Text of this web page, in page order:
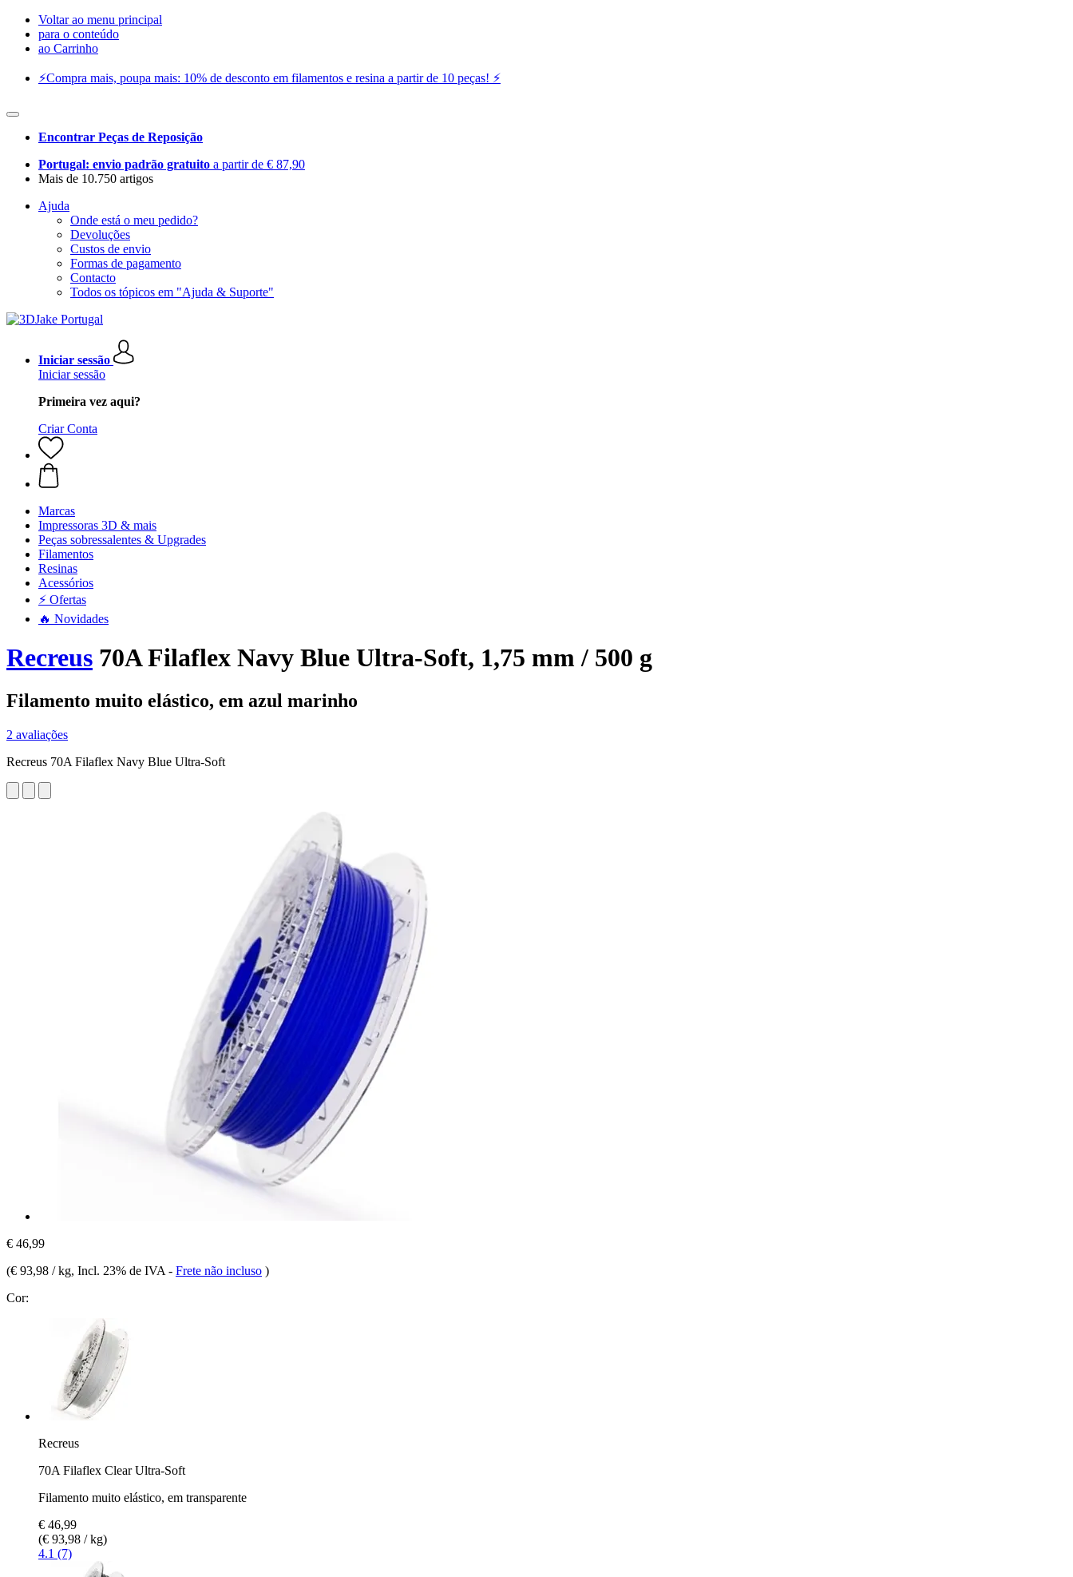
Voltar ao menu principal
para o conteúdo
ao Carrinho
⚡️Compra mais, poupa mais: 10% de desconto em filamentos e resina a partir de 10 peças! ⚡️
Encontrar Peças de Reposição
Portugal: envio padrão gratuito a partir de € 87,90
Mais de 10.750 artigos
Ajuda
Onde está o meu pedido?
Devoluções
Custos de envio
Formas de pagamento
Contacto
Todos os tópicos em "Ajuda & Suporte"
Iniciar sessão
Iniciar sessão
Primeira vez aqui?
Criar Conta
Marcas
Impressoras 3D & mais
Peças sobressalentes & Upgrades
Filamentos
Resinas
Acessórios
⚡ Ofertas
🔥 Novidades
Recreus 70A Filaflex Navy Blue Ultra-Soft, 1,75 mm / 500 g
Filamento muito elástico, em azul marinho
2 avaliações
Recreus 70A Filaflex Navy Blue Ultra-Soft
€ 46,99
(€ 93,98 / kg, Incl. 23% de IVA - Frete não incluso )
Cor:
Recreus
70A Filaflex Clear Ultra-Soft
Filamento muito elástico, em transparente
€ 46,99
(€ 93,98 / kg)
4.1 (7)